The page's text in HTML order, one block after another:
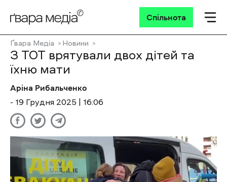
Спільнота
Ґвара Медіа Новини
З ТОТ врятували двох дітей та
їхню мати
Аріна Рибальченко
- 19 Грудня 2025 | 16:06